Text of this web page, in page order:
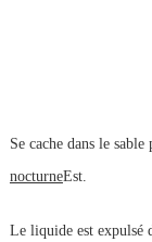
Se cache dans le
nocturneEst.
Le liquide est expulsé